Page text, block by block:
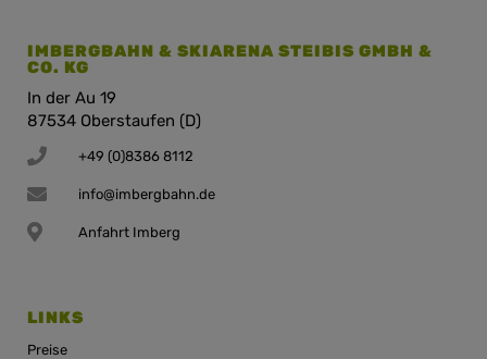
IMBERGBAHN & SKIARENA STEIBIS GMBH &
CO. KG
In der Au 19
87534 Oberstaufen (D)
+49 (0)8386 8112
info@imbergbahn.de
Anfahrt Imberg
LINKS
Preise